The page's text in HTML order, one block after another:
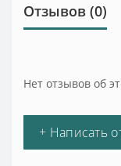
Отзывов (0)
Нет отзывов об
+ Написать